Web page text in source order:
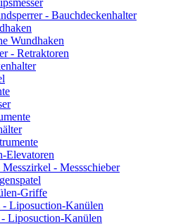
- Bauchdeckenhalter
Wundhaken
- Retraktoren
Elevatoren
- Messschieber
Griffe
- Liposuction-Kanülen
Liposuction-Kanülen